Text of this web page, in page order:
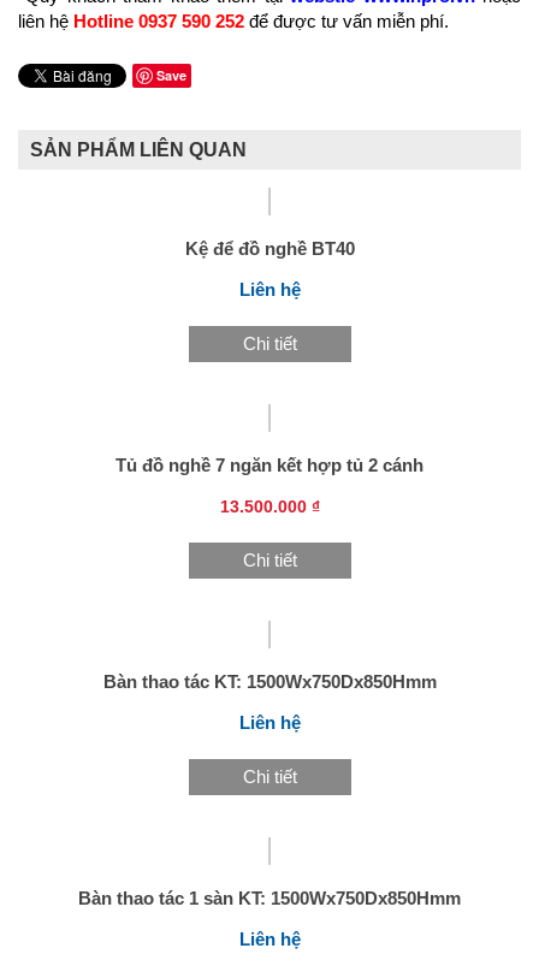
liên hệ Hotline 0937 590 252 để được tư vấn miễn phí.
Save
SẢN PHẨM LIÊN QUAN
Kệ để đồ nghề BT40
Liên hệ
Chi tiết
Tủ đồ nghề 7 ngăn kết hợp tủ 2 cánh
13.500.000 ₫
Chi tiết
Bàn thao tác KT: 1500Wx750Dx850Hmm
Liên hệ
Chi tiết
Bàn thao tác 1 sàn KT: 1500Wx750Dx850Hmm
Liên hệ